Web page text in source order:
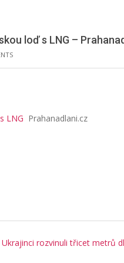
loď s LNG –
LNG Prahanadlani.cz
Ukrajinci rozvinuli třicet